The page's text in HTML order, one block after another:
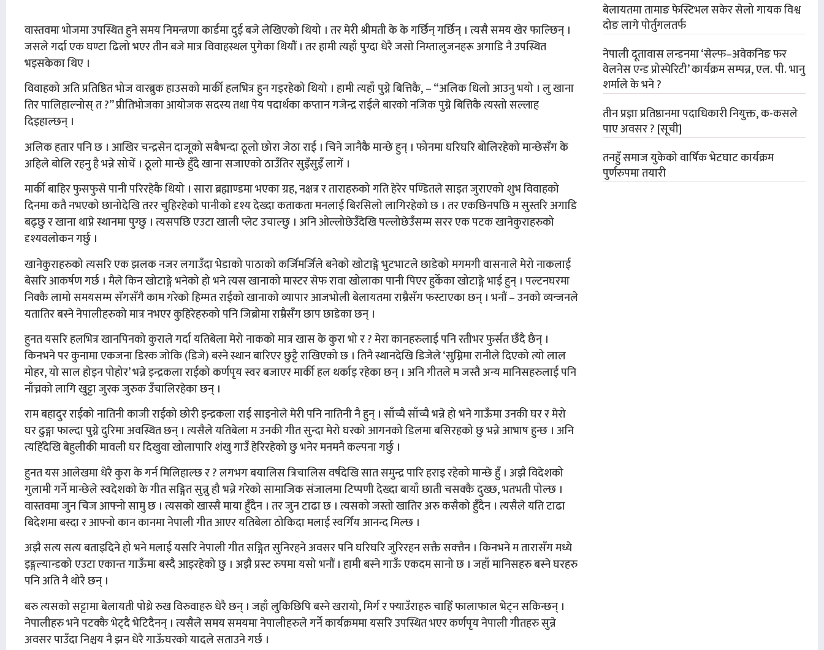
वास्तवमा भोजमा उपस्थित हुने समय निमन्त्रणा कार्डमा दुई बजे लेखिएको थियो । तर मेरी श्रीमती के के गर्छिन् गर्छिन् । त्यसै समय खेर फाल्छिन् ।
जसले गर्दा एक घण्टा ढिलो भएर तीन बजे मात्र विवाहस्थल पुगेका थियौं । तर हामी त्यहाँ पुग्दा धेरै जसो निम्तालुजनहरू अगाडि नै उपस्थित
भइसकेका थिए ।
विवाहको अति प्रतिष्ठित भोज वारब्रुक हाउसको मार्की हलभित्र हुन गइरहेको थियो । हामी त्यहाँ पुग्ने बित्तिकै, – “अलिक धिलो आउनु भयो । लु खाना
तिर पालिहाल्नोस् त ?” प्रीतिभोजका आयोजक सदस्य तथा पेय पदार्थका कप्तान गजेन्द्र राईले बारको नजिक पुग्ने बित्तिकै त्यस्तो सल्लाह
दिइहाल्छन् ।
अलिक हतार पनि छ । आखिर चन्द्रसेन दाजूको सबैभन्दा ठूलो छोरा जेठा राई । चिने जानैकै मान्छे हुन् । फोनमा घरिघरि बोलिरहेको मान्छेसँग के
अहिले बोलि रहनु है भन्ने सोचें । ठूलो मान्छे हुँदै खाना सजाएको ठाउँतिर सुइँसुइँ लागें ।
मार्की बाहिर फुसफुसे पानी परिरहेकै थियो । सारा ब्रह्माण्डमा भएका ग्रह, नक्षत्र र ताराहरुको गति हेरेर पण्डितले साइत जुराएको शुभ विवाहको
दिनमा कतै नभएको छानोदेखि तरर चुहिरहेको पानीको दृश्य देख्दा कताकता मनलाई बिरसिलो लागिरहेको छ । तर एकछिनपछि म सुस्तरि अगाडि
बढ्छु र खाना थाप्ने स्थानमा पुग्छु । त्यसपछि एउटा खाली प्लेट उचाल्छु । अनि ओल्लोछेउँदेखि पल्लोछेउँसम्म सरर एक पटक खानेकुराहरुको
दृश्यवलोकन गर्छु ।
खानेकुराहरुको त्यसरि एक झलक नजर लगाउँदा भेडाको पाठाको कर्जिमर्जिले बनेको खोटाङ्गे भुटभाटले छाडेको मगमगी वासनाले मेरो नाकलाई
बेसरि आकर्षण गर्छ । मैले किन खोटाङ्गे भनेको हो भने त्यस खानाको मास्टर सेफ रावा खोलाका पानी पिएर हुर्केका खोटाङ्गे भाई हुन् । पल्टनघरमा
निक्कै लामो समयसम्म सँगसँगै काम गरेको हिम्मत राईको खानाको व्यापार आजभोली बेलायतमा राम्रैसँग फस्टाएका छन् । भनौं – उनको व्यन्जनले
यतातिर बस्ने नेपालीहरुको मात्र नभएर कुहिरेहरुको पनि जिब्रोमा राम्रैसँग छाप छाडेका छन् ।
हुनत यसरि हलभित्र खानपिनको कुराले गर्दा यतिबेला मेरो नाकको मात्र खास के कुरा भो र ? मेरा कानहरुलाई पनि रतीभर फुर्सत छँदै छैन् ।
किनभने पर कुनामा एकजना डिस्क जोकि (डिजे) बस्ने स्थान बारिएर छुट्टै राखिएको छ । तिनै स्थानदेखि डिजेले ‘सुम्निमा रानीले दिएको त्यो लाल
मोहर, यो साल होइन पोहोर’ भन्ने इन्द्रकला राईको कर्णपृय स्वर बजाएर मार्की हल थर्काइ रहेका छन् । अनि गीतले म जस्तै अन्य मानिसहरुलाई पनि
नाँच्नको लागि खुट्टा जुरक जुरुक उँचालिरहेका छन् ।
राम बहादुर राईको नातिनी काजी राईको छोरी इन्द्रकला राई साइनोले मेरी पनि नातिनी नै हुन् । साँच्चै साँच्चै भन्ने हो भने गाऊँमा उनकी घर र मेरो
घर ढुङ्गा फाल्दा पुग्ने दुरिमा अवस्थित छन् । त्यसैले यतिबेला म उनकी गीत सुन्दा मेरो घरको आगनको डिलमा बसिरहको छु भन्ने आभाष हुन्छ । अनि
त्यहिँदेखि बेहुलीकी मावली घर दिखुवा खोलापारि शंखु गाउँ हेरिरहेको छु भनेर मनमनै कल्पना गर्छु ।
हुनत यस आलेखमा धेरै कुरा के गर्न मिलिहाल्छ र ? लगभग बयालिस त्रिचालिस वर्षदेखि सात समुन्द्र पारि हराइ रहेको मान्छे हुँ । अझै विदेशको
गुलामी गर्ने मान्छेले स्वदेशको के गीत सङ्गित सुन्नु हौ भन्ने गरेको सामाजिक संजालमा टिप्पणी देख्दा बायाँ छाती चसक्कै दुख्छ, भतभती पोल्छ ।
वास्तवमा जुन चिज आफ्नो सामु छ । त्यसको खास्सै माया हुँदैन । तर जुन टाढा छ । त्यसको जस्तो खातिर अरु कसैको हुँदैन । त्यसैले यति टाढा
बिदेशमा बस्दा र आफ्नो कान कानमा नेपाली गीत आएर यतिबेला ठोकिदा मलाई स्वर्गिय आनन्द मिल्छ ।
अझै सत्य सत्य बताइदिने हो भने मलाई यसरि नेपाली गीत सङ्गित सुनिरहने अवसर पनि घरिघरि जुरिरहन सक्तै सक्त्तैन । किनभने म तारासँग मध्ये
इङ्गल्यान्डको एउटा एकान्त गाऊँमा बस्दै आइरहेको छु । अझै प्रस्ट रुपमा यसो भनौं । हामी बस्ने गाऊँ एकदम सानो छ । जहाँ मानिसहरु बस्ने घरहरु
पनि अति नै थोरै छन् ।
बरु त्यसको सट्टामा बेलायती पोथ्रे रुख विरुवाहरु धेरै छन् । जहाँ लुकिछिपि बस्ने खरायो, मिर्ग र फ्याउँराहरु चाहिँ फालाफाल भेट्न सकिन्छन् ।
नेपालीहरु भने पटक्कै भेट्दै भेटिदैनन् । त्यसैले समय समयमा नेपालीहरुले गर्ने कार्यक्रममा यसरि उपस्थित भएर कर्णपृय नेपाली गीतहरु सुन्ने
अवसर पाउँदा निश्चय नै झन धेरै गाऊँघरको यादले सताउने गर्छ ।
बेलायतमा तामाङ फेस्टिभल सकेर सेलो गायक विश्व
दोङ लागे पोर्तुगलतर्फ
नेपाली दूतावास लन्डनमा ‘सेल्फ–अवेकनिङ फर
वेलनेस एन्ड प्रोस्पेरिटी’ कार्यक्रम सम्पन्न, एल. पी. भानु
शर्माले के भने ?
तीन प्रज्ञा प्रतिष्ठानमा पदाधिकारी नियुक्त, क-कसले
पाए अवसर ? [सूची]
तनहुँ समाज युकेको वार्षिक भेटघाट कार्यक्रम
पुर्णरुपमा तयारी